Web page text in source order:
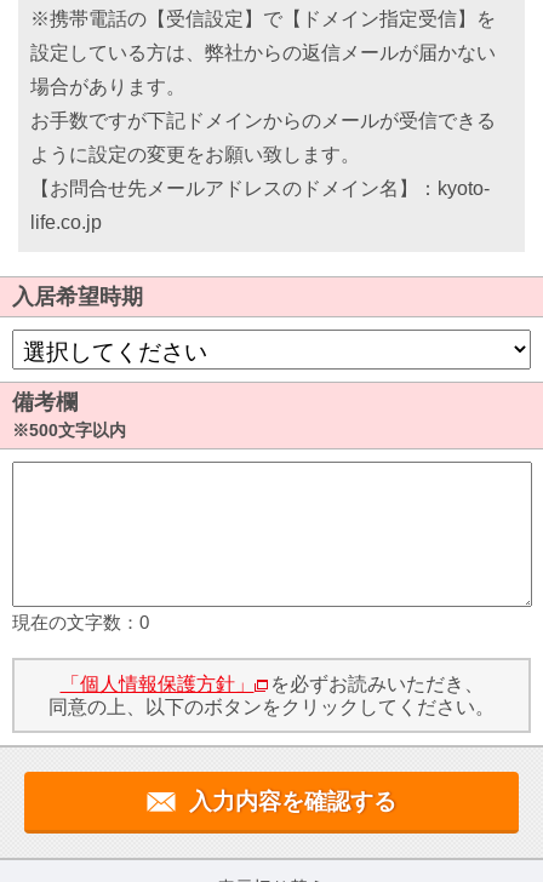
※携帯電話の【受信設定】で【ドメイン指定受信】を
設定している方は、弊社からの返信メールが届かない
場合があります。
お手数ですが下記ドメインからのメールが受信できる
ように設定の変更をお願い致します。
【お問合せ先メールアドレスのドメイン名】：kyoto-
life.co.jp
入居希望時期
備考欄
※500文字以内
現在の文字数： 0
「個人情報保護方針」
を必ずお読みいただき、
同意の上、以下のボタンをクリックしてください。
入力内容を確認する